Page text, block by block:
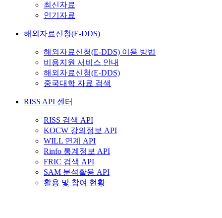
최신자료
인기자료
해외자료신청(E-DDS)
해외자료신청(E-DDS) 이용 방법
비용지원 서비스 안내
해외자료신청(E-DDS)
중국대학 자료 검색
RISS API 센터
RISS 검색 API
KOCW 강의정보 API
WILL 연계 API
Rinfo 통계정보 API
FRIC 검색 API
SAM 분석활용 API
활용 및 참여 현황